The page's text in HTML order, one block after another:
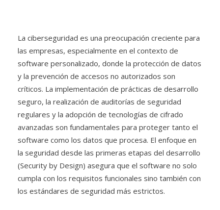
La ciberseguridad es una preocupación creciente para
las empresas, especialmente en el contexto de
software personalizado, donde la protección de datos
y la prevención de accesos no autorizados son
críticos. La implementación de prácticas de desarrollo
seguro, la realización de auditorías de seguridad
regulares y la adopción de tecnologías de cifrado
avanzadas son fundamentales para proteger tanto el
software como los datos que procesa. El enfoque en
la seguridad desde las primeras etapas del desarrollo
(Security by Design) asegura que el software no solo
cumpla con los requisitos funcionales sino también con
los estándares de seguridad más estrictos.